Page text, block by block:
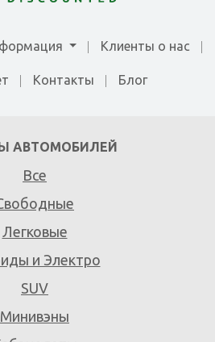
Клиенты о нас
Контакты Блог
АВТОМОБИЛЕЙ
Все
Легковые
и Электро
SUV
Минивэны